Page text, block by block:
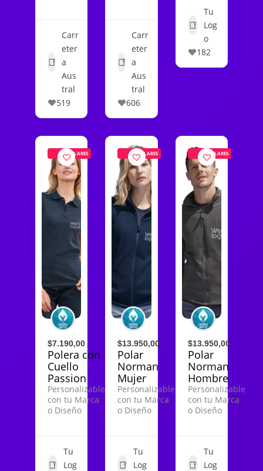
Carr
eter
a
Aus
tral
519
Carr
eter
a
Aus
tral
606
Tu
Log
o
182
POPULARES
$7.190,00
Polera con
Cuello
Passion
Personalizable
con tu Marca
o Diseño
Tu
Log
POPULARES
$13.950,00
Polar
Norman
Mujer
Personalizable
con tu Marca
o Diseño
Tu
Log
POPULARES
$13.950,00
Polar
Norman
Hombre
Personalizable
con tu Marca
o Diseño
Tu
Log